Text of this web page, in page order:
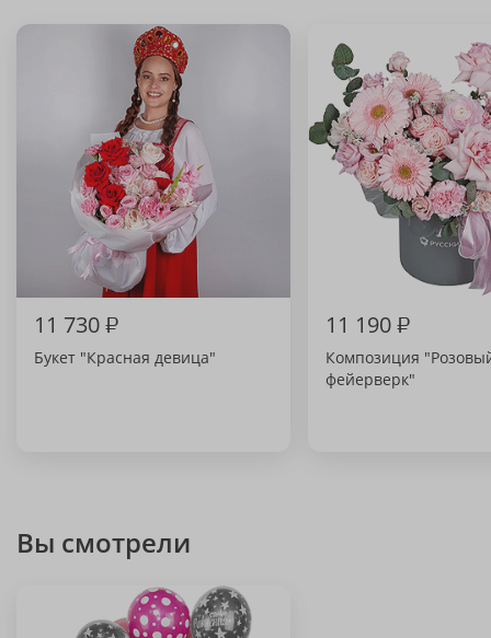
11 730₽
Букет "Красная девица"
11 190₽
Композиция
фейерверк"
Вы смотрели